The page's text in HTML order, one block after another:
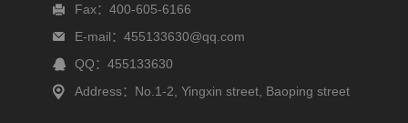
Fax：400-605-6166
E-mail：455133630@qq.com
QQ：455133630
Address：No.1-2, Yingxin street, Baoping street